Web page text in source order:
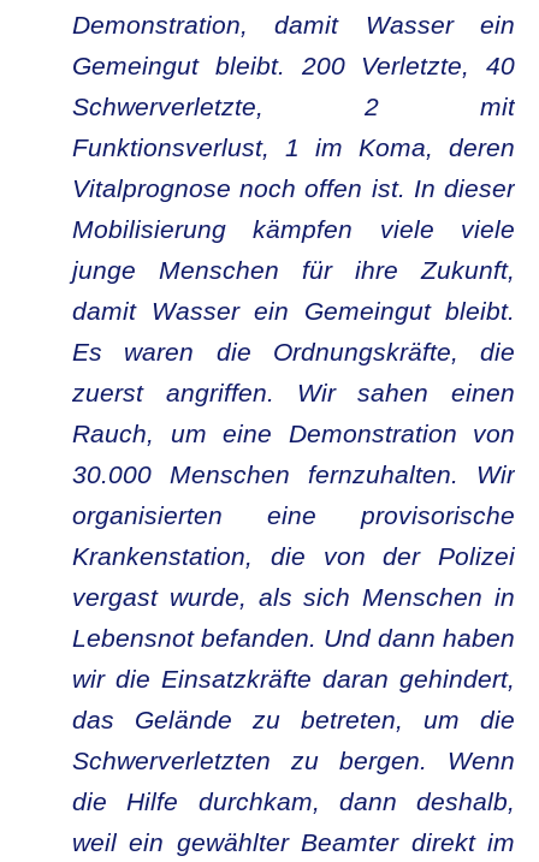
Demonstration, damit Wasser ein
Gemeingut bleibt. 200 Verletzte, 40
Schwerverletzte, 2 mit
Funktionsverlust, 1 im Koma, deren
Vitalprognose noch offen ist. In dieser
Mobilisierung kämpfen viele viele
junge Menschen für ihre Zukunft,
damit Wasser ein Gemeingut bleibt.
Es waren die Ordnungskräfte, die
zuerst angriffen. Wir sahen einen
Rauch, um eine Demonstration von
30.000 Menschen fernzuhalten. Wir
organisierten eine provisorische
Krankenstation, die von der Polizei
vergast wurde, als sich Menschen in
Lebensnot befanden. Und dann haben
wir die Einsatzkräfte daran gehindert,
das Gelände zu betreten, um die
Schwerverletzten zu bergen. Wenn
die Hilfe durchkam, dann deshalb,
weil ein gewählter Beamter direkt im